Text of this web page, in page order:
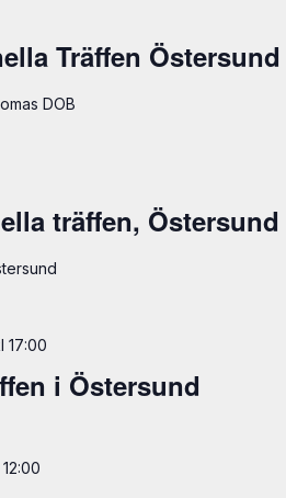
Träffen Östersund
DOB
träffen, Östersund
17:00
i Östersund